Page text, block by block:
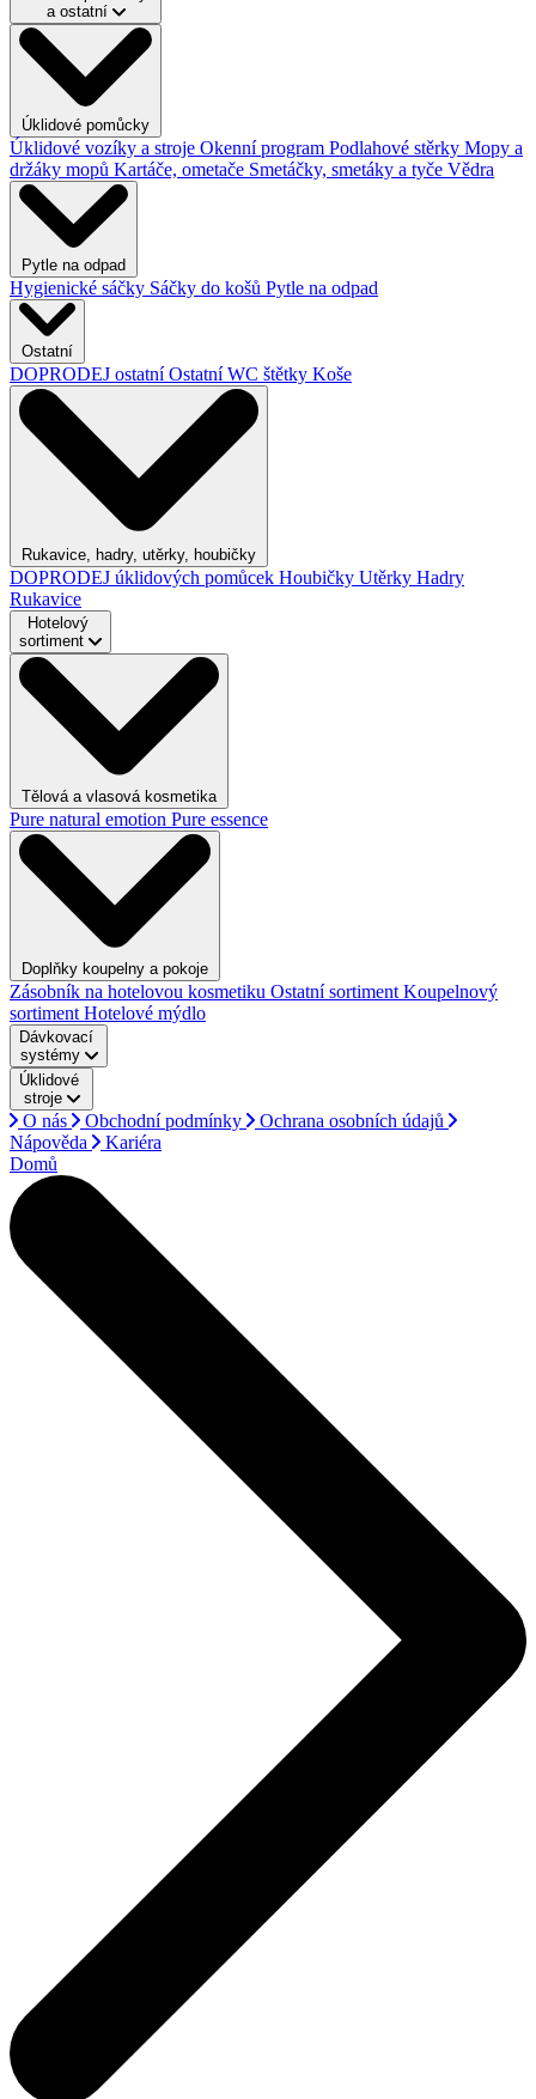
a ostatní
Úklidové pomůcky
Úklidové vozíky a stroje Okenní program Podlahové stěrky Mopy a
držáky mopů Kartáče, ometače Smetáčky, smetáky a tyče Vědra
Pytle na odpad
Hygienické sáčky Sáčky do košů Pytle na odpad
Ostatní
DOPRODEJ ostatníOstatníWC štětky Koše
Rukavice, hadry, utěrky, houbičky
DOPRODEJ úklidových pomůcek Houbičky Utěrky Hadry
Rukavice
Hotelový
sortiment
Tělová a vlasová kosmetika
Pure natural emotion Pure essence
Doplňky koupelny a pokoje
Zásobník na hotelovou kosmetiku Ostatní sortiment Koupelnový
sortiment Hotelové mýdlo
Dávkovací
systémy
Úklidové
stroje
O nás Obchodní podmínky
Ochrana osobních údajů
Nápověda
Kariéra
Domů